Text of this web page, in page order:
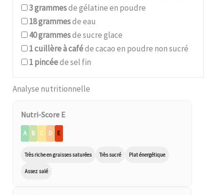
3grammesde gélatine en poudre
18grammesde eau
40grammesde sucre glace
1cuillère à caféde cacao en poudre non sucré
1pincéede sel fin
Analyse nutritionnelle
Nutri-Score E
A B C D E
Très riche en graisses saturées Très sucré Plat énergétique
Assez salé